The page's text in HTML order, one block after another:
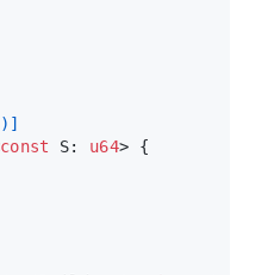
const S: u64> {